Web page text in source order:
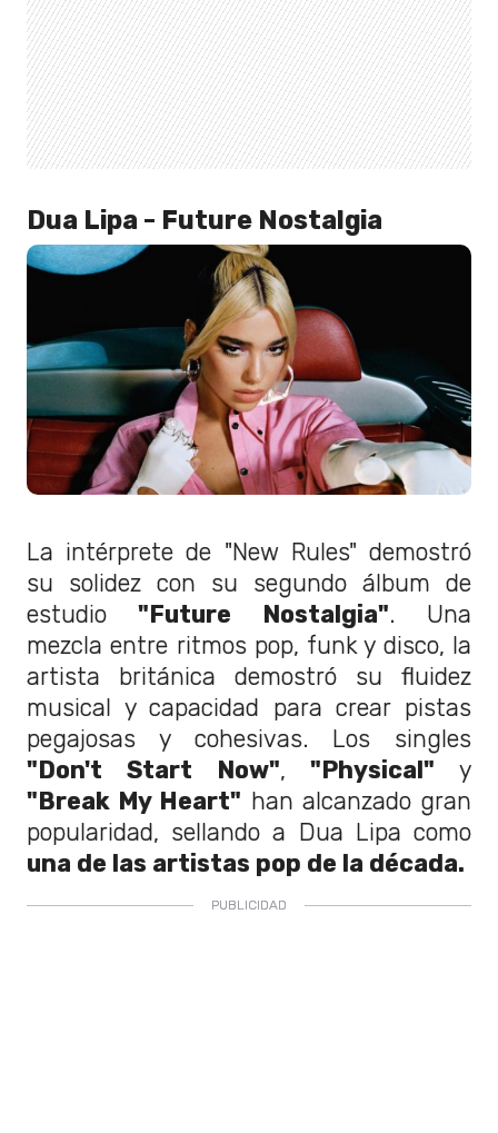
Dua Lipa - Future Nostalgia
La intérprete de "New Rules" demostró
su solidez con su segundo álbum de
estudio"Future Nostalgia". Una
mezcla entre ritmos pop, funk y disco, la
artista británica demostró su fluidez
musical y capacidad para crear pistas
pegajosas y cohesivas. Los singles
"Don't Start Now","Physical" y
"Break My Heart" han alcanzado gran
popularidad, sellando a Dua Lipa como
una de las artistas pop de la década.